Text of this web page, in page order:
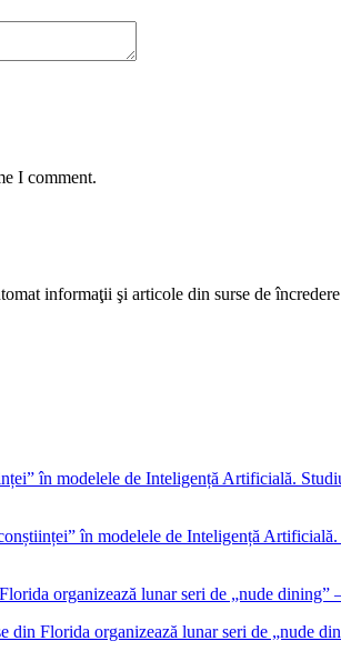
I comment.
informaţii şi articole din surse de
în modelele de Inteligență
din Florida organizează lunar seri de „nude